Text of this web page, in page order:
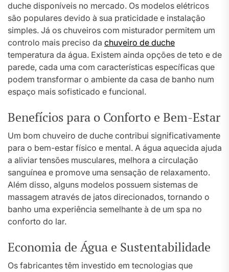
duche disponíveis no mercado. Os modelos elétricos
são populares devido à sua praticidade e instalação
simples. Já os chuveiros com misturador permitem um
controlo mais preciso da chuveiro de duche
temperatura da água. Existem ainda opções de teto e de
parede, cada uma com características específicas que
podem transformar o ambiente da casa de banho num
espaço mais sofisticado e funcional.
Benefícios para o Conforto e Bem-Estar
Um bom chuveiro de duche contribui significativamente
para o bem-estar físico e mental. A água aquecida ajuda
a aliviar tensões musculares, melhora a circulação
sanguínea e promove uma sensação de relaxamento.
Além disso, alguns modelos possuem sistemas de
massagem através de jatos direcionados, tornando o
banho uma experiência semelhante à de um spa no
conforto do lar.
Economia de Água e Sustentabilidade
Os fabricantes têm investido em tecnologias que